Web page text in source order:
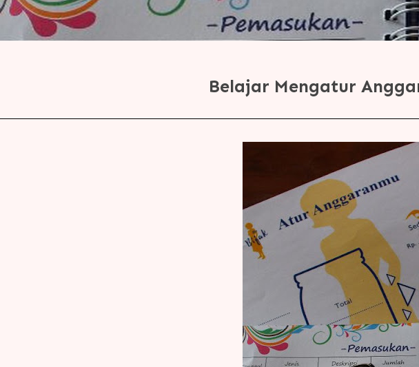
Belajar Mengatur